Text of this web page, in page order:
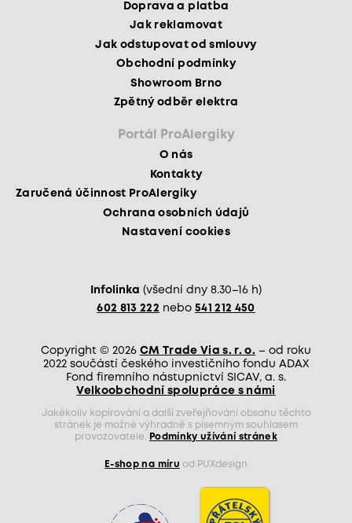
Doprava a platba
Jak reklamovat
Jak odstupovat od smlouvy
Obchodní podmínky
Showroom Brno
Zpětný odběr elektra
Portál ProAlergiky
O nás
Kontakty
Zaručená účinnost ProAlergiky
Ochrana osobních údajů
Nastavení cookies
Infolinka (všední dny 8.30–16 h)
602 813 222 nebo 541 212 450
Copyright © 2026 CM Trade Via s. r. o. – od roku
2022 součástí českého investičního fondu ADAX
Fond firemního nástupnictví SICAV, a. s.
Velkoobchodní spolupráce s námi
Jakékoliv kopírování a další zveřejňování obsahu těchto
stránek je možné výhradně s písemným souhlasem
provozovatele.
Podmínky užívání stránek
E-shop na míru od PUXdesign